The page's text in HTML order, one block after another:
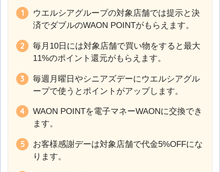
ウエルシアグループの対象店舗では提示と決
済でダブルのWAON POINTがもらえます。
毎月10日には対象店舗で買い物をすると最大
11%のポイント還元がもらえます。
毎週月曜日やシニアズデーにウエルシアグル
ープで使うとポイントがアップします。
WAON POINTを電子マネーWAONに交換でき
ます。
お客様感謝デーは対象店舗で代金5%OFFにな
ります。